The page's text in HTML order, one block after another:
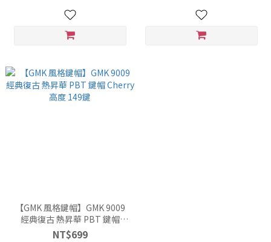
【GMK 風格鍵帽】GMK 9009
經典復古 熱昇華 PBT 鍵帽
Cherry高度 149鍵
NT$699